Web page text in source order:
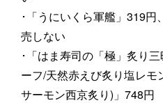
･「うにいくら軍艦」319
売しない
･「はま寿司の「極」炙り
ーフ/天然赤えび炙り塩レ
サーモン西京炙り)」748円